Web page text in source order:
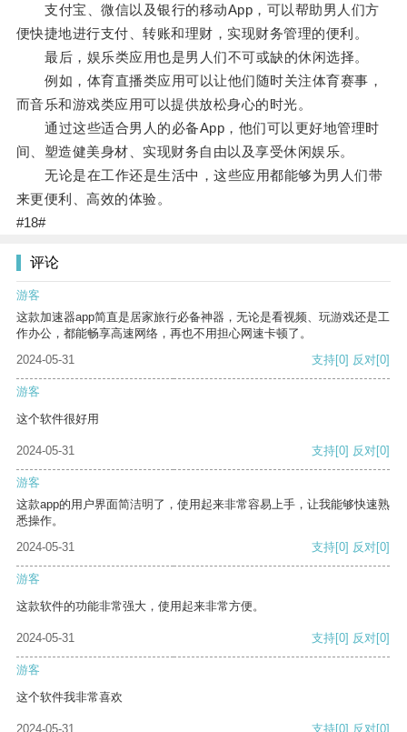
支付宝、微信以及银行的移动App，可以帮助男人们方
便快捷地进行支付、转账和理财，实现财务管理的便利。
最后，娱乐类应用也是男人们不可或缺的休闲选择。
例如，体育直播类应用可以让他们随时关注体育赛事，
而音乐和游戏类应用可以提供放松身心的时光。
通过这些适合男人的必备App，他们可以更好地管理时
间、塑造健美身材、实现财务自由以及享受休闲娱乐。
无论是在工作还是生活中，这些应用都能够为男人们带
来更便利、高效的体验。
#18#
评论
游客
这款加速器app简直是居家旅行必备神器，无论是看视频、玩游戏还是工
作办公，都能畅享高速网络，再也不用担心网速卡顿了。
2024-05-31
支持[0] 反对[0]
游客
这个软件很好用
2024-05-31 支持[0] 反对[0]
游客
这款app的用户界面简洁明了，使用起来非常容易上手，让我能够快速熟
悉操作。
2024-05-31
支持[0] 反对[0]
游客
这款软件的功能非常强大，使用起来非常方便。
2024-05-31 支持[0] 反对[0]
游客
这个软件我非常喜欢
2024-05-31 支持[0] 反对[0]